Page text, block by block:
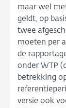
maar wel
geldt, op
twee
moeten per
de
onder WTP
betrekking
versie ook